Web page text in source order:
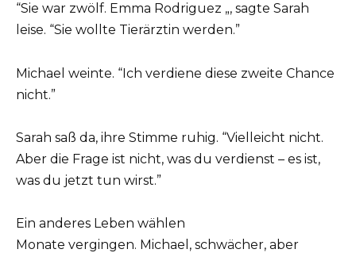
“Sie war zwölf. Emma Rodriguez „, sagte Sarah
leise. “Sie wollte Tierärztin werden.”
Michael weinte. “Ich verdiene diese zweite Chance
nicht.”
Sarah saß da, ihre Stimme ruhig. “Vielleicht nicht.
Aber die Frage ist nicht, was du verdienst – es ist,
was du jetzt tun wirst.”
Ein anderes Leben wählen
Monate vergingen. Michael, schwächer, aber